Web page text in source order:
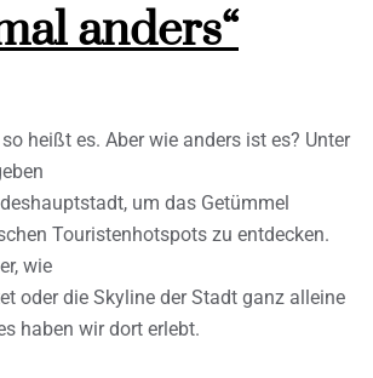
anders“
so heißt es. Aber wie anders ist es? Unter
um das Getümmel
Touristenhotspots zu entdecken.
wie
oder die Skyline der Stadt ganz alleine
haben wir dort erlebt.